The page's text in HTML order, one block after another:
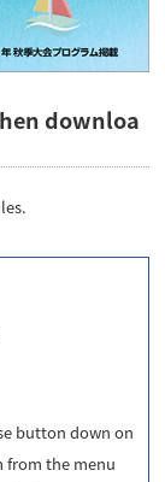
downloa
button down on
from the menu